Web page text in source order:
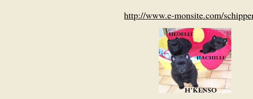
http://www.e-monsite.com/